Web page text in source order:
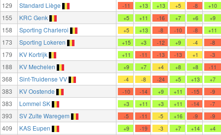
129 Standard Liège -11 +13 +13 +5 -8 +10
155 KRC Genk +5 +11 -16 +7 +6 +9
158 Sporting Charleroi +5 +13 -8 -10 -8 +11
173 Sporting Lokeren +15 +3 -12 +9 -4 -8
179 KV Kortrijk +11 -11 -13 -13 +1 -3
188 KV Mechelen +9 +7 +4 +8 +8 -11
368 Sint-Truidense VV -4 -8 -24 +5 +13 +7
383 KV Oostende -10 -14 +9 +11 -15 -9
383 Lommel SK +3 +11 +3 +11 -14 -7
393 SV Zulte Waregem -5 -11 -5 +16 -9 -9
409 KAS Eupen +9 -19 -3 +7 +14 +4